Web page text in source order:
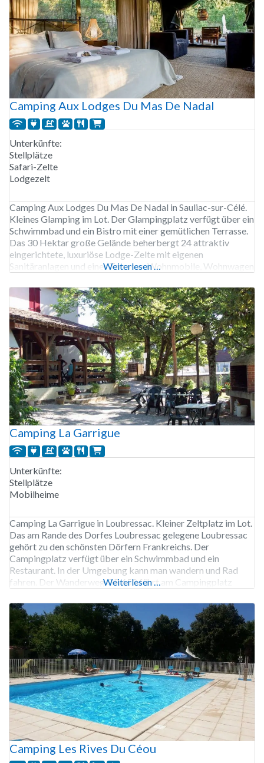
Camping Aux Lodges Du Mas De Nadal
Unterkünfte:
Stellplätze
Safari-Zelte
Lodgezelt
Camping Aux Lodges Du Mas De Nadal in Sauliac-sur-Célé.
Kleines Glamping im Lot. Der Glampingplatz verfügt über ein
Schwimmbad und ein Bistro mit einer gemütlichen Terrasse.
Das 30 Hektar große Gelände beherbergt 24 attraktiv
eingerichtete, luxuriöse Lodge-Zelte mit eigenen
Sanitäranlagen und einer Terrasse. Wohnmobile, Wohnwagen
Platz nicht für Kinder unter 13 Jahren
Weiterlesen …
Camping La Garrigue
Unterkünfte:
Stellplätze
Mobilheime
Camping La Garrigue in Loubressac. Kleiner Zeltplatz im Lot.
Das am Rande des Dorfes Loubressac gelegene Loubressac
gehört zu den schönsten Dörfern Frankreichs. Der
Campingplatz verfügt über ein Schwimmbad und ein
Restaurant. In der Umgebung kann man wandern und Rad
fahren. Der Wanderweg GR 652 führt am Campingplatz
April bis
Weiterlesen …
Camping Les Rives Du Céou